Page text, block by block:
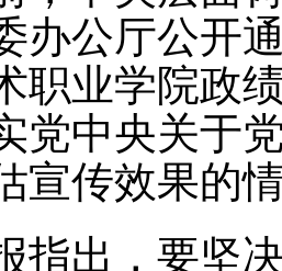
办公厅公开
职业学院政
党中央关于
宣传效果的
出，要坚决